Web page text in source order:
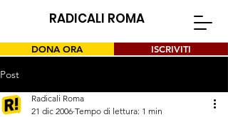
RADICALI ROMA
DONA ORA ISCRIVITI
Post
Radicali Roma
21 dic 2006 Tempo di lettura: 1 min